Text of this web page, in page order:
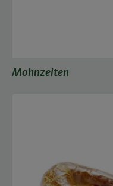
Mohnzelten